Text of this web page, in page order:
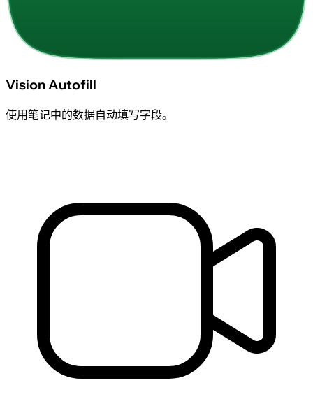
Vision Autofill
使用笔记中的数据自动填写字段。